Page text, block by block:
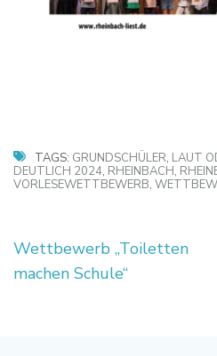
TAGS: GRUNDSCHÜLER, LAUT
DEUTLICH 2024, RHEINBACH,
VORLESEWETTBEWERB,
Beitragsnavigation
Wettbewerb „Toiletten
machen Schule“